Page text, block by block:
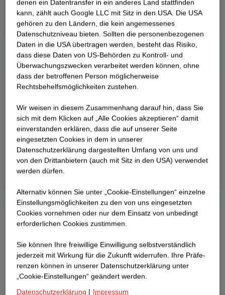
denen ein Datentransfer in ein anderes Land stattfinden
kann, zählt auch Google LLC mit Sitz in den USA. Die USA
gehören zu den Ländern, die kein angemessenes
Datenschutzniveau bieten. Sollten die personenbezogenen
Daten in die USA übertragen werden, besteht das Risiko,
dass diese Daten von US-Behörden zu Kontroll- und
Überwachungszwecken verarbeitet werden können, ohne
dass der betroffenen Person möglicherweise
Rechtsbehelfsmöglichkeiten zustehen.
Wir weisen in diesem Zusammenhang darauf hin, dass Sie
sich mit dem Klicken auf „Alle Cookies akzeptieren“ damit
ein­ver­standen erklären, dass die auf unserer Seite
eingesetzten Cookies in dem in unserer
Datenschutzerklärung dargestellten Umfang von uns und
von den Drittanbietern (auch mit Sitz in den USA) verwendet
werden dürfen.
Alternativ können Sie unter „Cookie-Einstellungen“ einzelne
Einstellungsmöglichkeiten zu den von uns eingesetzten
Cookies vornehmen oder nur dem Einsatz von unbedingt
erforderlichen Cookies zustimmen.
Sie können Ihre freiwillige Einwilligung selbstverständlich
jederzeit mit Wirkung für die Zukunft widerrufen. Ihre Prä­fe­
renzen können in unserer Datenschutzerklärung unter
„Cookie-Einstellungen“ geändert werden.
Datenschutzerklärung | Impressum